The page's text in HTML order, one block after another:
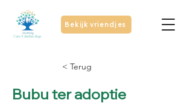
Bekijk vriendjes
< Terug
Bubu ter adoptie